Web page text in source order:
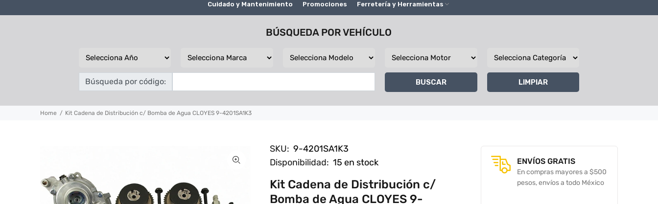
Cuidado y Mantenimiento Promociones Ferretería y Herramientas
BÚSQUEDA POR VEHÍCULO
Búsqueda por código: BUSCAR LIMPIAR
Home Kit Cadena de Distribución c/ Bomba de Agua CLOYES 9-4201SA1K3
SKU: 9-4201SA1K3
Disponibilidad: 15 en stock
Kit Cadena de Distribución c/
Bomba de Agua CLOYES 9-
ENVÍOS GRATIS
En compras mayores a $500
pesos, envíos a todo México